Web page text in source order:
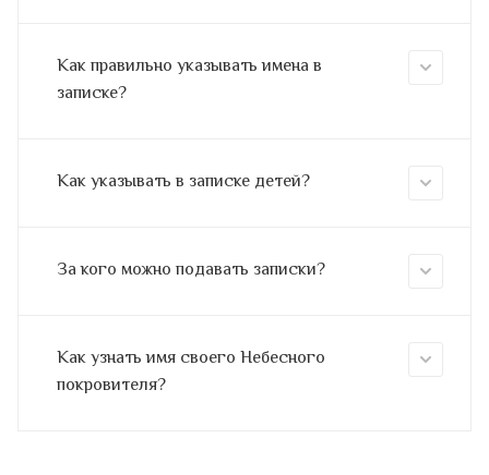
Как правильно указывать имена в
записке?
Как указывать в записке детей?
За кого можно подавать записки?
Как узнать имя своего Небесного
покровителя?